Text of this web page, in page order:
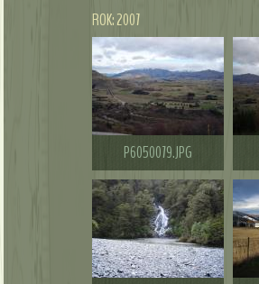
ROK: 2007
P6050079.JPG